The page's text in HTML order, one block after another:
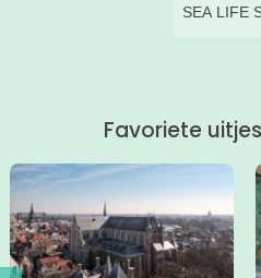
SEA LIFE
Favoriete